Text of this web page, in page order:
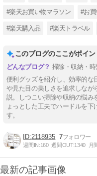
#楽天お買い物マラソン #お
#楽天購入品 #楽天トラベル
このブログのここがポイン
掃除・収納・
便利グッズを紹介し、効率的な
や見た目の美しさを追求しなが
説。しつこい掃除や収納の悩み
ょっとした工夫でハードルを
す。
2118935 7
週間IN:160 週間OUT:1340 月
最新の記事画像